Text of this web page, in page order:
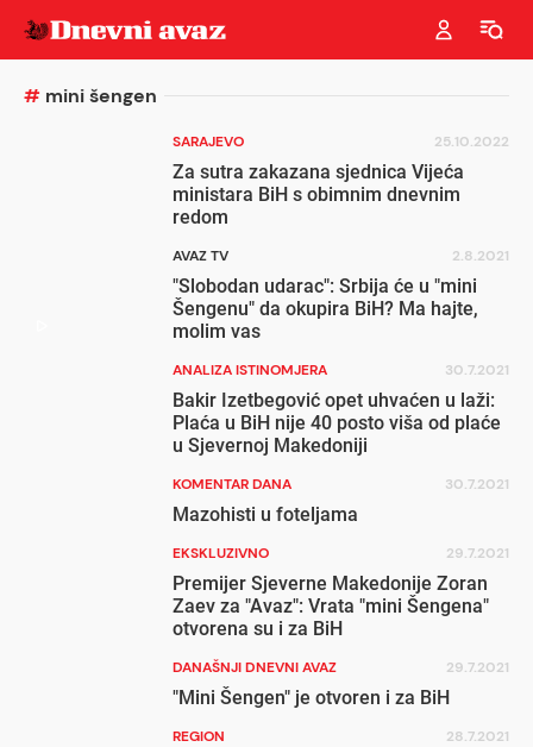
# mini šengen
SARAJEVO 25.10.2022
Za sutra zakazana sjednica Vijeća
ministara BiH s obimnim dnevnim
redom
AVAZ TV 2.8.2021
"Slobodan udarac": Srbija će u "mini
Šengenu" da okupira BiH? Ma hajte,
molim vas
ANALIZA ISTINOMJERA 30.7.2021
Bakir Izetbegović opet uhvaćen u laži:
Plaća u BiH nije 40 posto viša od plaće
u Sjevernoj Makedoniji
KOMENTAR DANA 30.7.2021
Mazohisti u foteljama
EKSKLUZIVNO 29.7.2021
Premijer Sjeverne Makedonije Zoran
Zaev za "Avaz": Vrata "mini Šengena"
otvorena su i za BiH
DANAŠNJI DNEVNI AVAZ 29.7.2021
"Mini Šengen" je otvoren i za BiH
REGION 28.7.2021